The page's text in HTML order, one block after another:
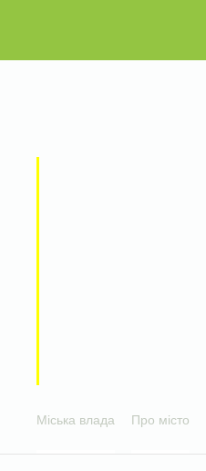
Міська влада Про місто